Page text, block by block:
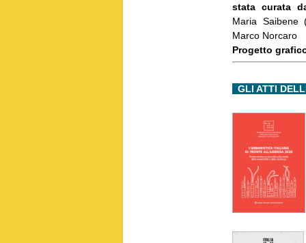
stata curata
Maria Saibene
Marco Norcaro
Progetto
GLI ATTI